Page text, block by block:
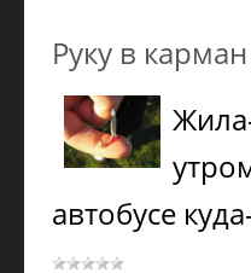
Руку в
автобусе